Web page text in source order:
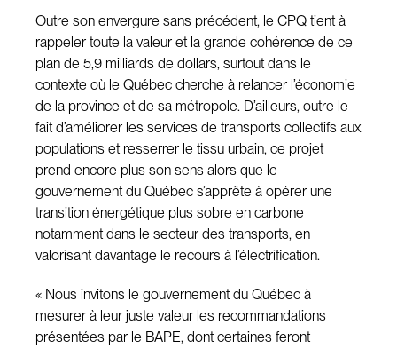
Outre son envergure sans précédent, le CPQ tient à
rappeler toute la valeur et la grande cohérence de ce
plan de 5,9 milliards de dollars, surtout dans le
contexte où le Québec cherche à relancer l’économie
de la province et de sa métropole. D’ailleurs, outre le
fait d’améliorer les services de transports collectifs aux
populations et resserrer le tissu urbain, ce projet
prend encore plus son sens alors que le
gouvernement du Québec s’apprête à opérer une
transition énergétique plus sobre en carbone
notamment dans le secteur des transports, en
valorisant davantage le recours à l’électrification.
« Nous invitons le gouvernement du Québec à
mesurer à leur juste valeur les recommandations
présentées par le BAPE, dont certaines feront